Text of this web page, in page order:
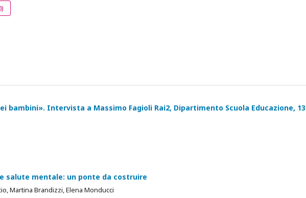
bambini». Intervista a Massimo Fagioli Rai2, Dipartimento Scuola Educazione, 13
salute mentale: un ponte da costruire
Martina Brandizzi, Elena Monducci